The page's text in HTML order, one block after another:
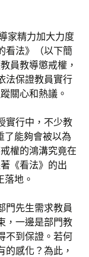
家精力加大力度
看法》（以下簡
員教導懲戒權，
法保證教員實行
關心和熱議。
實行中，不少教
了能夠會被以為
權的鴻溝究竟在
《看法》的出
落地。
門先生需求教員
，一邊是部門教
不到保證。若何
感化？為此，